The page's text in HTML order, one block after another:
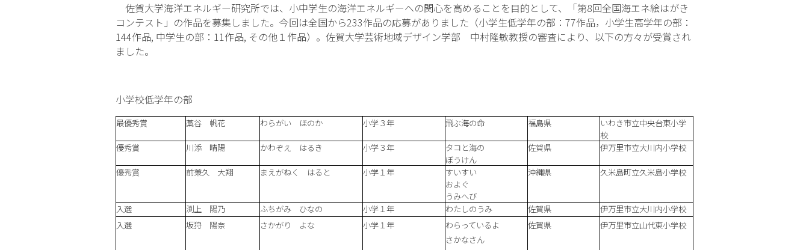
佐賀大学海洋エネルギー研究所では、小中学生の海洋エネルギーへの関心を高めることを目的として、「第8回全国海エネ絵はがき
コンテスト」の作品を募集しました。今回は全国から233作品の応募がありました（小学生低学年の部：77作品，小学生高学年の部：
144作品, 中学生の部：11作品, その他１作品）。佐賀大学芸術地域デザイン学部 中村隆敏教授の審査により、以下の方々が受賞され
ました。
小学校低学年の部
最優秀賞 藁谷 帆花 わらがい ほのか 小学３年 飛ぶ海の命 福島県
いわき市立中央台東小学
校
優秀賞
川添 晴陽 かわぞえ はるき 小学３年
タコと海の
ぼうけん
佐賀県 伊万里市立大川内小学校
優秀賞 前兼久 大翔 まえがねく はると 小学１年
すいすい
およぐ
うみへび
沖縄県 久米島町立久米島小学校
入選 渕上 陽乃 ふちがみ ひなの 小学１年 わたしのうみ 佐賀県
伊万里市立大川内小学校
入選
坂狩 陽奈 さかがり よな 小学１年
わらっているよ
さかなさん
佐賀県 伊万里市立山代東小学校